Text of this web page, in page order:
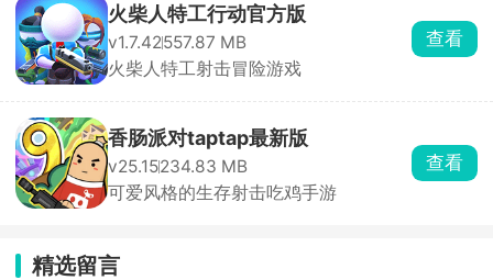
火柴人特工行动官方版
v1.7.42557.87 MB
火柴人特工射击冒险游戏
查看
香肠派对taptap最新版
v25.15234.83 MB
可爱风格的生存射击吃鸡手游
查看
精选留言